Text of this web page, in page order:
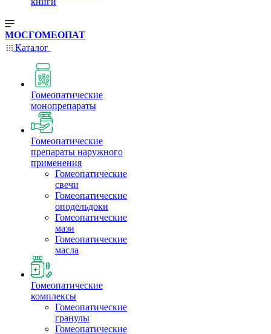
МОСГОМЕОПАТ
Каталог
Гомеопатические
монопрепараты
Гомеопатические
препараты наружного
применения
Гомеопатические
свечи
Гомеопатические
оподельдоки
Гомеопатические
мази
Гомеопатические
масла
Гомеопатические
комплексы
Гомеопатические
гранулы
Гомеопатические